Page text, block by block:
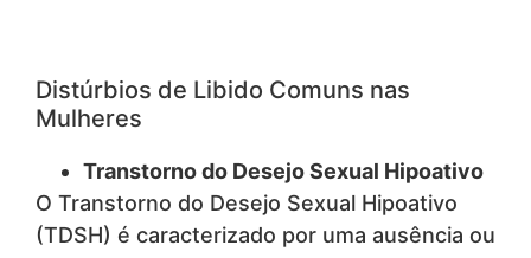
Distúrbios de Libido Comuns nas
Mulheres
Transtorno do Desejo Sexual Hipoativo
O Transtorno do Desejo Sexual Hipoativo
(TDSH) é caracterizado por uma ausência ou